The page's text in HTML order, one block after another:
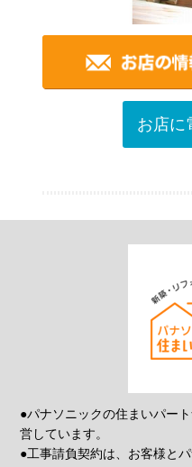
お店に
●パナソニックの住まいパー
営しています。
●工事請負契約は、お客様と